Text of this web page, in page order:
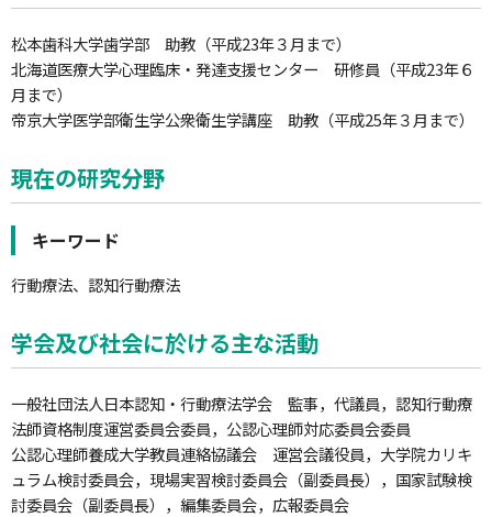
松本歯科大学歯学部 助教（平成23年３月まで）
北海道医療大学心理臨床・発達支援センター 研修員（平成23年６
月まで）
帝京大学医学部衛生学公衆衛生学講座 助教（平成25年３月まで）
現在の研究分野
キーワード
行動療法、認知行動療法
学会及び社会に於ける主な活動
一般社団法人日本認知・行動療法学会 監事，代議員，認知行動療
法師資格制度運営委員会委員，公認心理師対応委員会委員
公認心理師養成大学教員連絡協議会 運営会議役員，大学院カリキ
ュラム検討委員会，現場実習検討委員会（副委員長），国家試験検
討委員会（副委員長），編集委員会，広報委員会